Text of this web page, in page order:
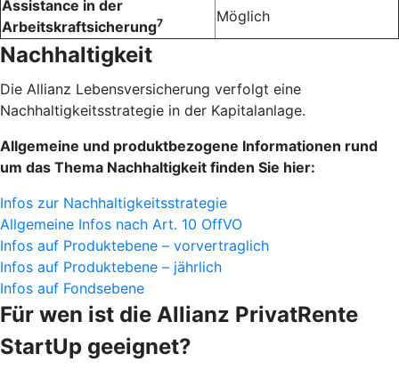
Assistance in der
Arbeitskraftsicherung7 Möglich
Nachhaltigkeit
Die Allianz Lebensversicherung verfolgt eine
Nachhaltigkeitsstrategie in der Kapitalanlage.
Allgemeine und produktbezogene Informationen rund
um das Thema Nachhaltigkeit finden Sie hier:
Infos zur Nachhaltigkeitsstrategie
Allgemeine Infos nach Art. 10 OffVO
Infos auf Produktebene – vorvertraglich
Infos auf Produktebene – jährlich
Infos auf Fondsebene
Für wen ist die Allianz Privat­Rente
StartUp geeignet?